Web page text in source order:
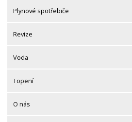
Plynové spotřebiče
Revize
Voda
Topení
O nás